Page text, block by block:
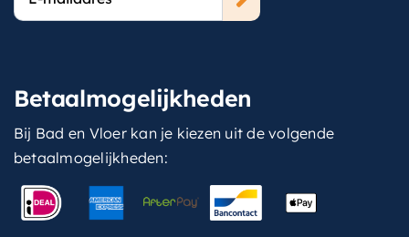
mailadres
Betaalmogelijkheden
Bij Bad en Vloer kan je kiezen uit de volgende
betaalmogelijkheden: